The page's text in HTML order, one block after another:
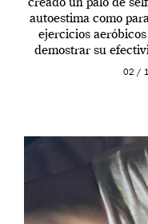
creado un palo de
autoestima como
ejercicios
demostrar su
02 /